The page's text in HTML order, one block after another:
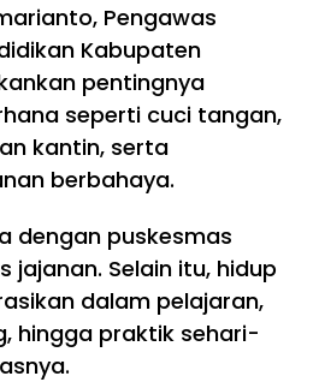
Pengawas
Kabupaten
pentingnya
seperti cuci tangan,
kantin, serta
berbahaya.
dengan puskesmas
jajanan. Selain itu, hidup
dalam pelajaran,
hingga praktik sehari-